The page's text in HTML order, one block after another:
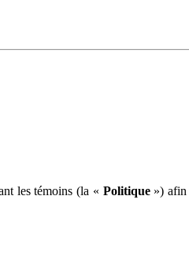
les témoins (la « Politique») afin